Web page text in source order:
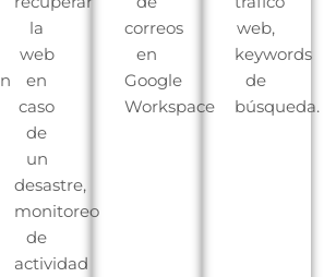
la
web
en
caso
de
un
desastre,
monitoreo
de
actividad
correos
en
Google
Workspace
web,
keywords
de
búsqueda.